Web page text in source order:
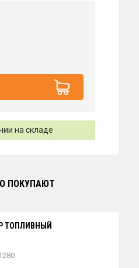
на складе
ПОКУПАЮТ
ТОПЛИВНЫЙ